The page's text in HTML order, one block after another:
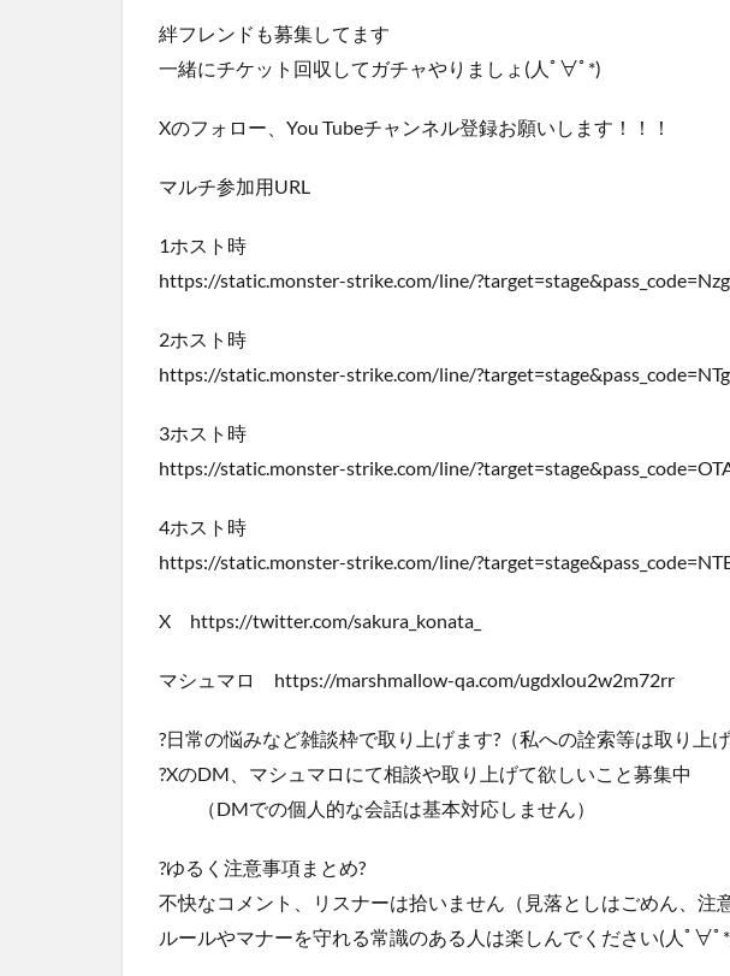
絆フレンドも募集してます
一緒にチケット回収してガチャやりましょ(人ﾟ∀ﾟ*)
Xのフォロー、You Tubeチャンネル登録お願いします！！！
マルチ参加用URL
1ホスト時
https://static.monster-strike.com/line/
2ホスト時
https://static.monster-strike.com/line/
3ホスト時
https://static.monster-strike.com/line/
4ホスト時
https://static.monster-strike.com/line/
X https://twitter.com/sakura_konata_
マシュマロ https://marshmallow-qa.com/ugdxlou2w2m72rr
?日常の悩みなど雑談枠で取り上げます?（私への詮索等は取り上げ
?XのDM、マシュマロにて相談や取り上げて欲しいこと募集中
（DMでの個人的な会話は基本対応しません）
?ゆるく注意事項まとめ?
不快なコメント、リスナーは拾いません（見落としはごめん、注
ルールやマナーを守れる常識のある人は楽しんでください(人ﾟ∀ﾟ